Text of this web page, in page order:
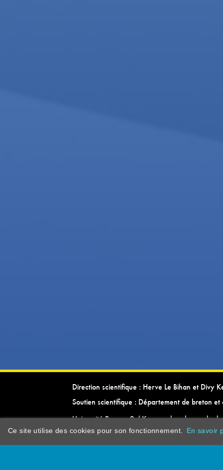
Direction scientifique : Herve Le Bihan et Divy
Soutien scientifique : Département de breton et
Université Rennes 2 / Kevrenn brezhoneg ha
Ce site utilise des cookies pour son fonctionnement. En savoir